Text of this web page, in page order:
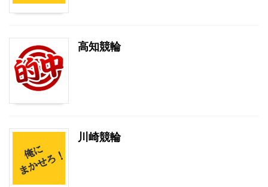
高知競輪
川崎競輪